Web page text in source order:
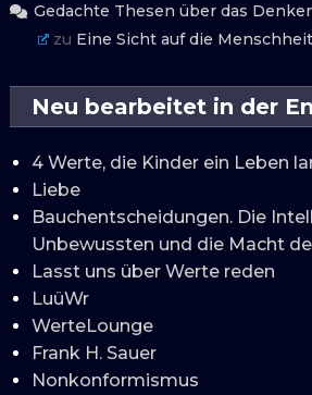
Gedachte Thesen über das
zu Eine Sicht auf die Menschheit
Neu bearbeitet in der
4 Werte, die Kinder ein Leben
Liebe
Bauchentscheidungen. Die
Unbewussten und die Macht
Lasst uns über Werte reden
LuüWr
WerteLounge
Frank H. Sauer
Nonkonformismus